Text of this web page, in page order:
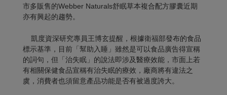
市多販售的Webber Naturals舒眠草本複合配方膠囊近期
亦有興起的趨勢。
凱度資深研究專員王博玄提醒，根據衛福部發布的食品
標示基準，目前「幫助入睡」雖然是可以食品廣告得宣稱
的詞句，但「治失眠」的說法即涉及醫療效能，市面上若
有相關保健食品宣稱有治失眠的療效，廠商將有違法之
虞，消費者也須留意產品功能是否有被過度誇大。